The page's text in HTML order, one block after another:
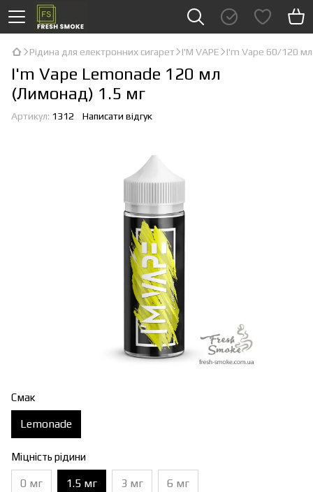
Рідина для електронних сигарет I'М VAPE I'm Vape 60/120 мл
I'm Vape Lemonade 120 мл
(Лимонад) 1.5 мг
Артикул: 1312 Написати відгук
Смак
Lemonade
Міцність рідини
0 мг 1.5 мг 3 мг 6 мг